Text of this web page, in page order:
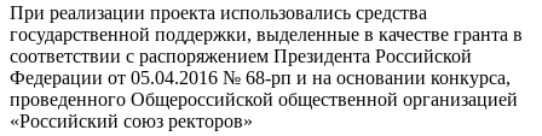
При реализации проекта использовались средства
государственной поддержки, выделенные в качестве гранта в
соответствии с распоряжением Президента Российской
Федерации от 05.04.2016 № 68-рп и на основании конкурса,
проведенного Общероссийской общественной организацией
«Российский союз ректоров»